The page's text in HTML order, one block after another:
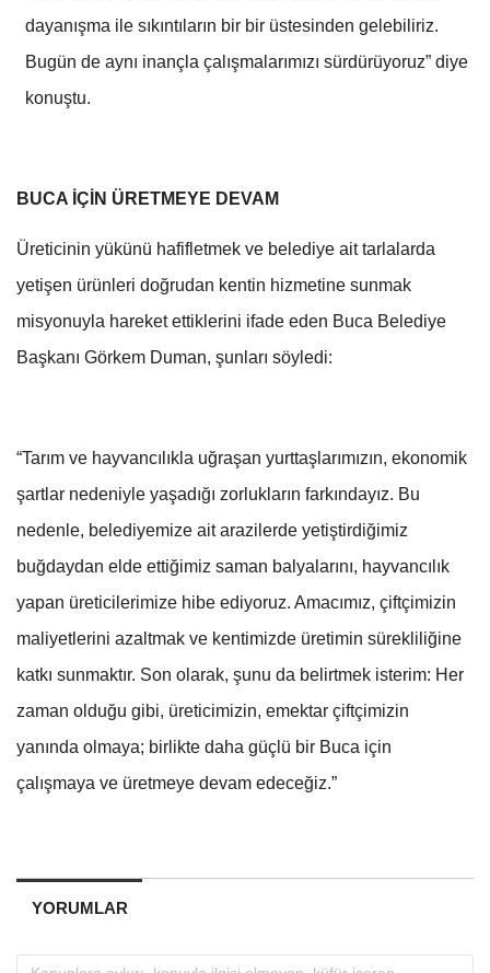
dayanışma ile sıkıntıların bir bir üstesinden gelebiliriz.
Bugün de aynı inançla çalışmalarımızı sürdürüyoruz” diye
konuştu.
BUCA İÇİN ÜRETMEYE DEVAM
Üreticinin yükünü hafifletmek ve belediye ait tarlalarda
yetişen ürünleri doğrudan kentin hizmetine sunmak
misyonuyla hareket ettiklerini ifade eden Buca Belediye
Başkanı Görkem Duman, şunları söyledi:
“Tarım ve hayvancılıkla uğraşan yurttaşlarımızın, ekonomik
şartlar nedeniyle yaşadığı zorlukların farkındayız. Bu
nedenle, belediyemize ait arazilerde yetiştirdiğimiz
buğdaydan elde ettiğimiz saman balyalarını, hayvancılık
yapan üreticilerimize hibe ediyoruz. Amacımız, çiftçimizin
maliyetlerini azaltmak ve kentimizde üretimin sürekliliğine
katkı sunmaktır. Son olarak, şunu da belirtmek isterim: Her
zaman olduğu gibi, üreticimizin, emektar çiftçimizin
yanında olmaya; birlikte daha güçlü bir Buca için
çalışmaya ve üretmeye devam edeceğiz.”
YORUMLAR